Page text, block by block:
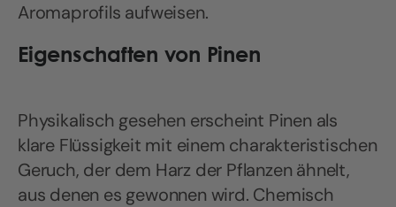
Aromaprofils aufweisen.
Eigenschaften von Pinen
Physikalisch gesehen erscheint Pinen als
klare Flüssigkeit mit einem charakteristischen
Geruch, der dem Harz der Pflanzen ähnelt,
aus denen es gewonnen wird. Chemisch